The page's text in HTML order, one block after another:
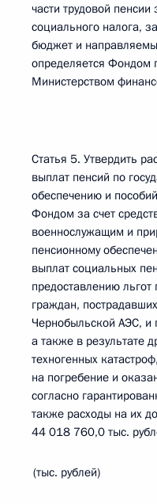
части трудовой пенсии
социального налога,
бюджет и
определяется Фондом
Министерством
Статья 5. Утвердить
выплат пенсий по
обеспечению и
Фондом за счет
военнослужащим и
пенсионному
выплат социальных
предоставлению
граждан,
Чернобыльской АЭС, и
а также в результате
техногенных
на погребение и
согласно
также расходы на их
44 018 760,0 тыс.
(тыс. рублей)